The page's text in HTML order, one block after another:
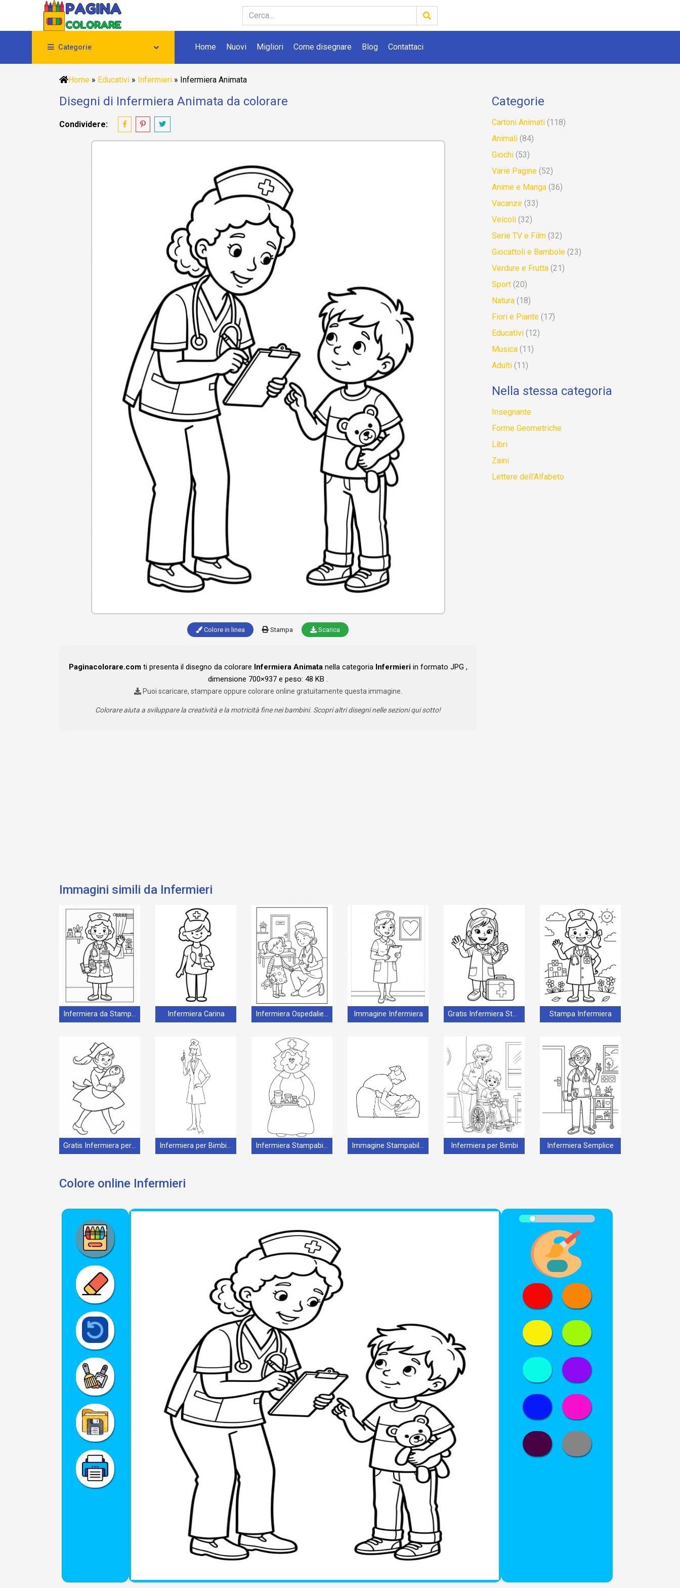
Categorie Home Nuovi Migliori Come disegnare Blog Contattaci
Home » Educativi » Infermieri » Infermiera Animata
Disegni di Infermiera Animata da colorare
Condividere:
Colore in linea Stampa Scarica
Paginacolorare.comti presenta il disegno da colorare Infermiera Animatanella categoria Infermieriin formato JPG ,
dimensione 700×937 e peso: 48 KB .
Puoi scaricare, stampare oppure colorare online gratuitamente questa immagine.
Colorare aiuta a sviluppare la creatività e la motricità fine nei bambini. Scopri altri disegni nelle sezioni qui sotto!
Categorie
Cartoni Animati (118)
Animali (84)
Giochi (53)
Varie Pagine (52)
Anime e Manga (36)
Vacanze (33)
Veicoli (32)
Serie TV e Film (32)
Giocattoli e Bambole (23)
Verdure e Frutta (21)
Sport (20)
Natura (18)
Fiori e Piante (17)
Educativi (12)
Musica (11)
Adulti (11)
Nella stessa categoria
Insegnante
Forme Geometriche
Libri
Zaini
Lettere dell’Alfabeto
Immagini simili da Infermieri
Infermiera da Stampare Infermiera Carina Infermiera Ospedaliera Immagine Infermiera Gratis Infermiera Stampabile Stampa Infermiera
Gratis Infermiera per Bimbi Infermiera per Bimbi di 2 Anni Infermiera Stampabile per Bambini Immagine Stampabile Infermiera Infermiera per Bimbi Infermiera Semplice
Colore online Infermieri